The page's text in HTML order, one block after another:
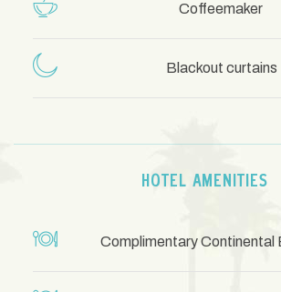
Coffeemaker
Blackout curtains
HOTEL AMENITIES
Complimentary Continental